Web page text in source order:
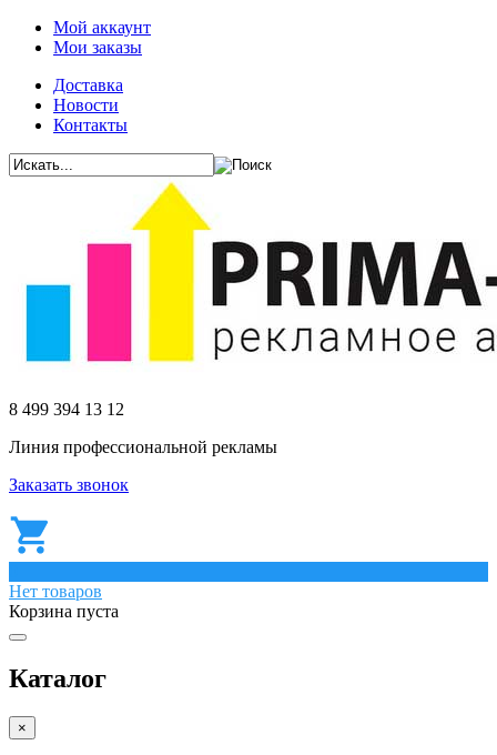
Мой аккаунт
Мои заказы
Доставка
Новости
Контакты
8 499 394 13 12
Линия профессиональной рекламы
Заказать звонок
Нет товаров
Корзина пуста
Каталог
×